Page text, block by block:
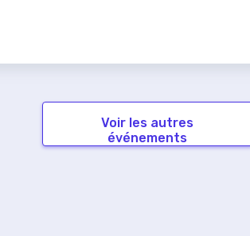
Voir les autres
événements